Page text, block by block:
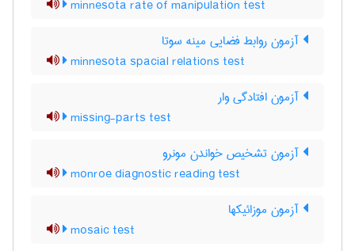
minnesota rate of manipulation test
آزمون روابط فضایی مینه سوتا
minnesota spacial relations test
آزمون افتادگی وار
missing-parts test
آزمون تشخیص خواندن مونرو
monroe diagnostic reading test
آزمون موزائیکها
mosaic test